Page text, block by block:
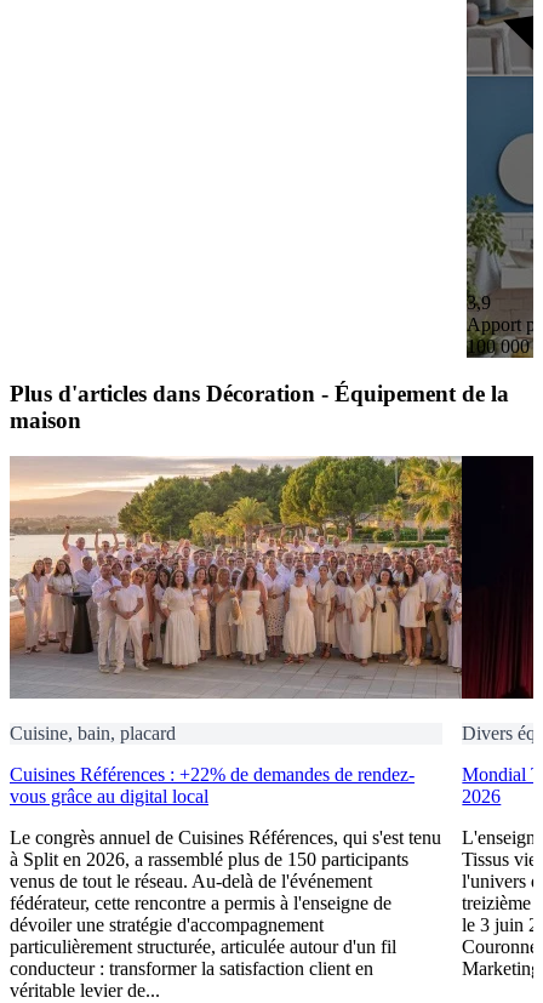
3,9
Apport
100 000 €
Plus d'articles dans Décoration - Équipement de la
maison
Cuisine, bain, placard
Cuisines Références : +22% de demandes de rendez-
vous grâce au digital local
Le congrès annuel de Cuisines Références, qui s'est tenu
à Split en 2026, a rassemblé plus de 150 participants
venus de tout le réseau. Au-delà de l'événement
fédérateur, cette rencontre a permis à l'enseigne de
dévoiler une stratégie d'accompagnement
particulièrement structurée, articulée autour d'un fil
conducteur : transformer la satisfaction client en
véritable levier de...
Divers
Mondial
2026
Tissus
l'univers
treizième
le 3 juin